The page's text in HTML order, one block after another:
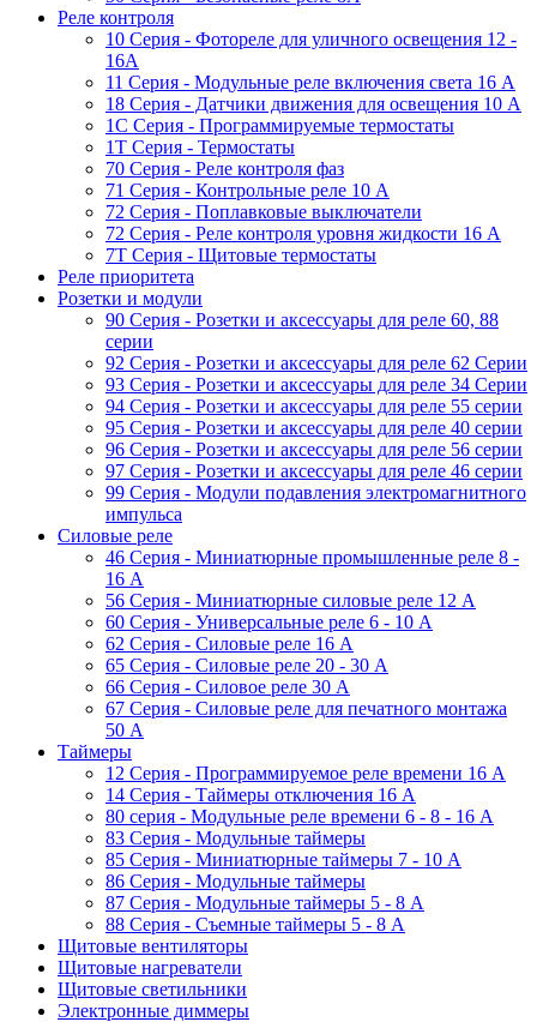
Реле контроля
10 Серия - Фотореле для уличного освещения 12 -
16A
11 Серия - Модульные реле включения света 16 A
18 Серия - Датчики движения для освещения 10 A
1C Серия - Программируемые термостаты
1Т Серия - Термостаты
70 Серия - Реле контроля фаз
71 Серия - Контрольные реле 10 A
72 Серия - Поплавковые выключатели
72 Серия - Реле контроля уровня жидкости 16 А
7T Серия - Щитовые термостаты
Реле приоритета
Розетки и модули
90 Серия - Розетки и аксессуары для реле 60, 88
cерии
92 Серия - Розетки и аксессуары для реле 62 Серии
93 Серия - Розетки и аксессуары для реле 34 Серии
94 Серия - Розетки и аксессуары для реле 55 серии
95 Серия - Розетки и аксессуары для реле 40 серии
96 Серия - Розетки и аксессуары для реле 56 cерии
97 Серия - Розетки и аксессуары для реле 46 cерии
99 Серия - Модули подавления электромагнитного
импульса
Силовые реле
46 Серия - Миниатюрные промышленные реле 8 -
16 A
56 Серия - Миниатюрные силовые реле 12 A
60 Серия - Универсальные реле 6 - 10 A
62 Серия - Силовые реле 16 A
65 Серия - Силовые реле 20 - 30 A
66 Серия - Силовое реле 30 A
67 Серия - Силовые реле для печатного монтажа
50 А
Таймеры
12 Серия - Программируемое реле времени 16 A
14 Серия - Таймеры отключения 16 A
80 серия - Модульные реле времени 6 - 8 - 16 A
83 Серия - Модульные таймеры
85 Серия - Миниатюрные таймеры 7 - 10 A
86 Серия - Модульные таймеры
87 Серия - Модульные таймеры 5 - 8 А
88 Серия - Съемные таймеры 5 - 8 A
Щитовые вентиляторы
Щитовые нагреватели
Щитовые светильники
Электронные диммеры